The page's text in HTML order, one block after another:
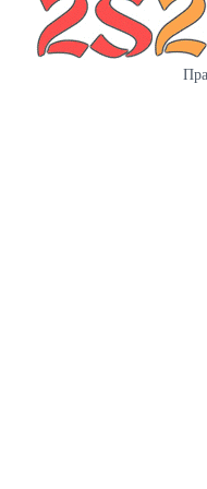
качества. Всегда в
для ГНБ прямо сейчас!
укрепления грунта, в
очистке сточных вод.
растворяется в
Молекулярная масса